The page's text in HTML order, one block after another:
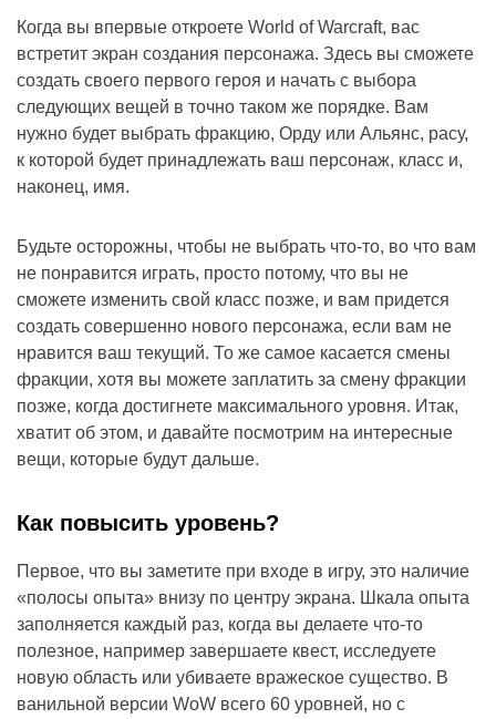
Когда вы впервые откроете World of Warcraft, вас
встретит экран создания персонажа. Здесь вы сможете
создать своего первого героя и начать с выбора
следующих вещей в точно таком же порядке. Вам
нужно будет выбрать фракцию, Орду или Альянс, расу,
к которой будет принадлежать ваш персонаж, класс и,
наконец, имя.
Будьте осторожны, чтобы не выбрать что-то, во что вам
не понравится играть, просто потому, что вы не
сможете изменить свой класс позже, и вам придется
создать совершенно нового персонажа, если вам не
нравится ваш текущий. То же самое касается смены
фракции, хотя вы можете заплатить за смену фракции
позже, когда достигнете максимального уровня. Итак,
хватит об этом, и давайте посмотрим на интересные
вещи, которые будут дальше.
Как повысить уровень?
Первое, что вы заметите при входе в игру, это наличие
«полосы опыта» внизу по центру экрана. Шкала опыта
заполняется каждый раз, когда вы делаете что-то
полезное, например завершаете квест, исследуете
новую область или убиваете вражеское существо. В
ванильной версии WoW всего 60 уровней, но с